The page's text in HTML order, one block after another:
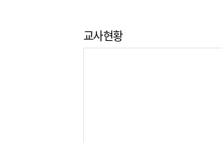
교사현황